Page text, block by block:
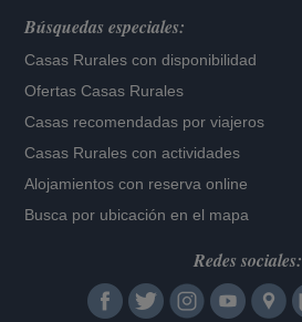
Búsquedas especiales:
Casas Rurales con disponibilidad
Ofertas Casas Rurales
Casas recomendadas por viajeros
Casas Rurales con actividades
Alojamientos con reserva online
Busca por ubicación en el mapa
Redes sociales: